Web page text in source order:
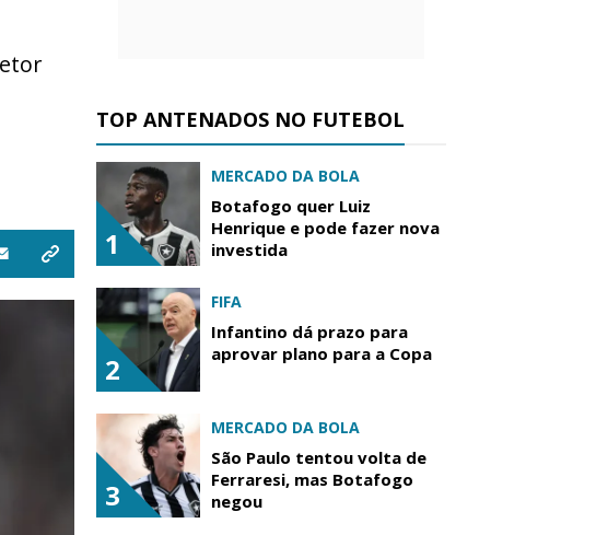
TOP ANTENADOS NO FUTEBOL
1
MERCADO DA BOLA
Botafogo quer Luiz
Henrique e pode fazer nova
investida
2
FIFA
Infantino dá prazo para
aprovar plano para a Copa
3
MERCADO DA BOLA
São Paulo tentou volta de
Ferraresi, mas Botafogo
negou